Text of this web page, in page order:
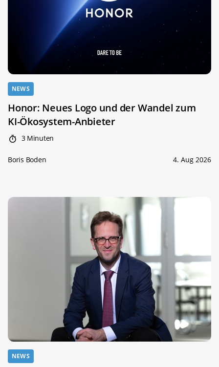
NEWS
Honor: Neues Logo und der Wandel zum
KI-Ökosystem-Anbieter
3 Minuten
Boris Boden 4. Aug 2026
NEWS